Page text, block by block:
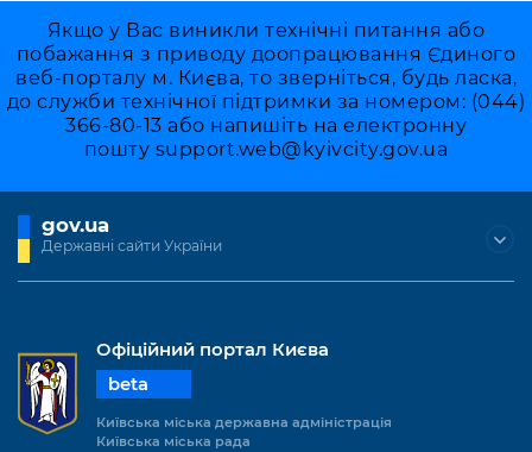
Якщо у Вас виникли технічні питання або
побажання з приводу доопрацювання Єдиного
веб-порталу м. Києва, то зверніться, будь ласка,
до служби технічної підтримки за номером: (044)
366-80-13 або напишіть на електронну
пошту support.web@kyivcity.gov.ua
gov.ua
Державні сайти України
Офіційний портал Києва
beta
Київська міська державна адміністрація
Київська міська рада